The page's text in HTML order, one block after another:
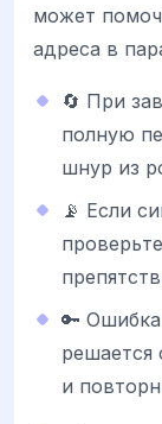
может
адреса в
🔄 При
полную
шнур из
📡 Если
🔑
решается
и